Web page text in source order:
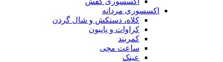
اکسسوری مردانه
کلاه، دستکش و شال گردن
کراوات و پاپیون
کمربند
ساعت مچی
عینک